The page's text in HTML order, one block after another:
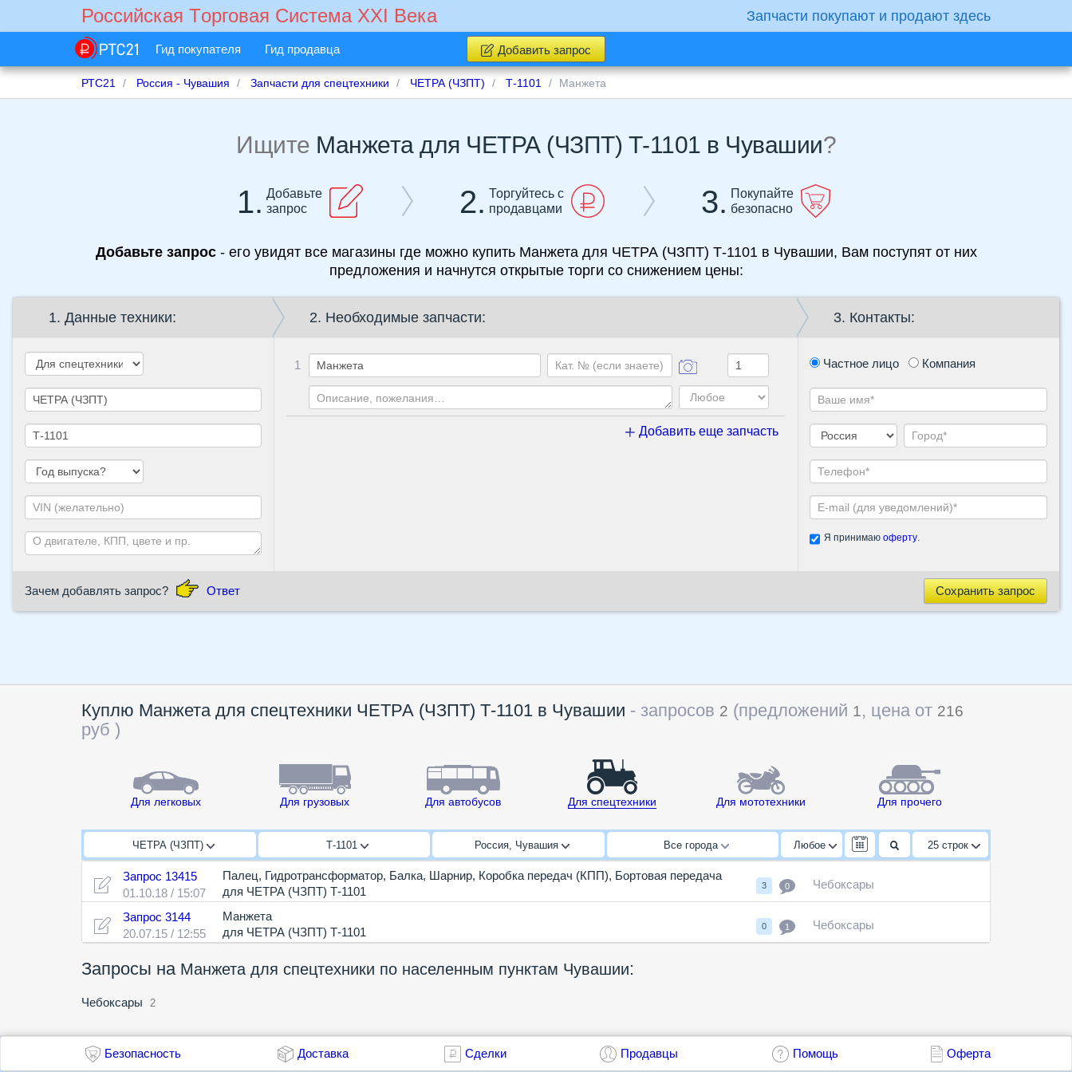
Российская Tорговая Cистема XXI Века Запчасти покупают и продают здесь
Гид покупателя Гид продавца Добавить запрос
РТС21 Россия - Чувашия Запчасти для спецтехники ЧЕТРА (ЧЗПТ) Т-1101 Манжета
Ищите Манжета для ЧЕТРА (ЧЗПТ) Т-1101 в Чувашии?
1. Добавьте
запрос
2. Торгуйтесь с
продавцами
3. Покупайте
безопасно
Добавьте запрос- его увидят все магазины где можно купить Манжета для ЧЕТРА (ЧЗПТ) Т-1101 в Чувашии, Вам поступят от них
предложения и начнутся открытые торги со снижением цены:
1. Данные техники: 2. Необходимые запчасти:
1
Добавить еще запчасть
3. Контакты:
Частное лицо Компания
Я принимаю оферту.
Зачем добавлять запрос? Ответ Сохранить запрос
Куплю Манжета для спецтехники ЧЕТРА (ЧЗПТ) Т-1101 в Чувашии - запросов 2 (предложений 1, цена от 216
руб )
Для легковых Для грузовых Для автобусов Для спецтехники Для мототехники Для прочего
ЧЕТРА (ЧЗПТ) Т-1101 Россия, Чувашия Все города Любое 25строк
Запрос 13415
01.10.18 / 15:07
Палец, Гидротрансформатор, Балка, Шарнир, Коробка передач (КПП), Бортовая передача
для ЧЕТРА (ЧЗПТ) Т-1101
3 0 Чебоксары
Запрос 3144
20.07.15 / 12:55
Манжета
для ЧЕТРА (ЧЗПТ) Т-1101
0 1 Чебоксары
Запросы на Манжета для спецтехники по населенным пунктам Чувашии:
Чебоксары 2
Безопасность Доставка Сделки Продавцы Помощь Оферта